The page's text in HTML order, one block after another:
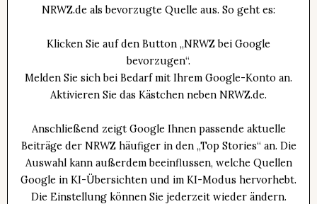
NRWZ.de als bevorzugte Quelle aus. So geht es:
Klicken Sie auf den Button „NRWZ bei Google
bevorzugen“.
Melden Sie sich bei Bedarf mit Ihrem Google-Konto an.
Aktivieren Sie das Kästchen neben NRWZ.de.
Anschließend zeigt Google Ihnen passende aktuelle
Beiträge der NRWZ häufiger in den „Top Stories“ an. Die
Auswahl kann außerdem beeinflussen, welche Quellen
Google in KI-Übersichten und im KI-Modus hervorhebt.
Die Einstellung können Sie jederzeit wieder ändern.